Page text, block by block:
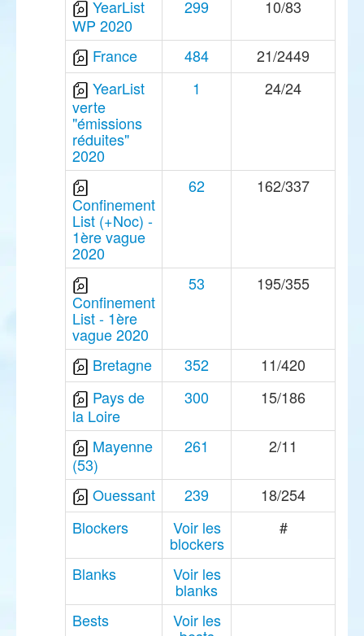
YearList
WP 2020
299 10/83
France 484
21/2449
YearList
verte
"émissions
réduites"
2020
1 24/24
Confinement
List (+Noc) -
1ère vague
2020
62 162/337
Confinement
List - 1ère
vague 2020
53 195/355
Bretagne 352
11/420
Pays de
la Loire
300 15/186
Mayenne
(53)
261 2/11
Ouessant 239
18/254
Blockers
Voir les
blockers
#
Blanks Voir les
blanks
Bests
Voir les